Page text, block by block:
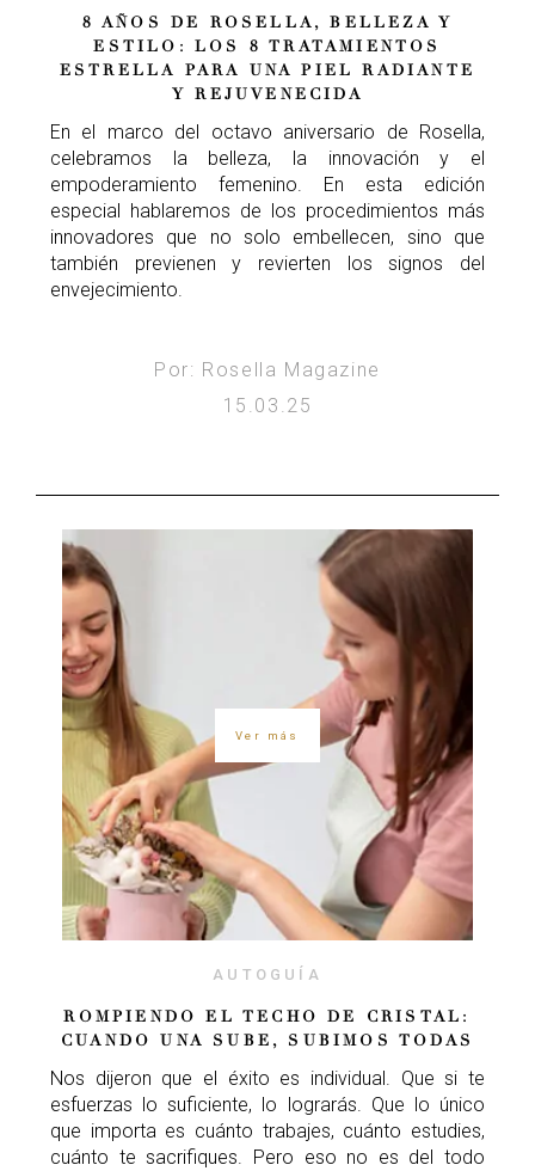
8 AÑOS DE ROSELLA, BELLEZA Y
ESTILO: LOS 8 TRATAMIENTOS
ESTRELLA PARA UNA PIEL RADIANTE
Y REJUVENECIDA
En el marco del octavo aniversario de Rosella,
celebramos la belleza, la innovación y el
empoderamiento femenino. En esta edición
especial hablaremos de los procedimientos más
innovadores que no solo embellecen, sino que
también previenen y revierten los signos del
envejecimiento.
Por: Rosella Magazine
15.03.25
Ver más
AUTOGUÍA
ROMPIENDO EL TECHO DE CRISTAL:
CUANDO UNA SUBE, SUBIMOS TODAS
Nos dijeron que el éxito es individual. Que si te
esfuerzas lo suficiente, lo lograrás. Que lo único
que importa es cuánto trabajes, cuánto estudies,
cuánto te sacrifiques. Pero eso no es del todo